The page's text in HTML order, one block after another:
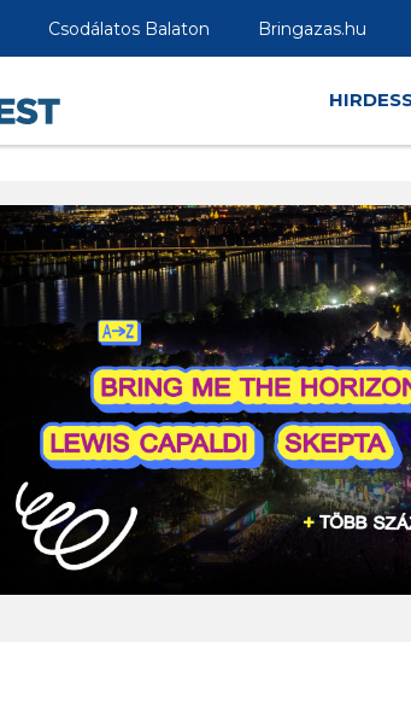
Csodálatos Balaton Bringazas.hu